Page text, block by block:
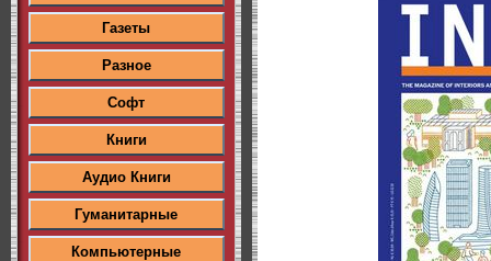
Газеты
Разное
Софт
Книги
Аудио Книги
Гуманитарные
Компьютерные